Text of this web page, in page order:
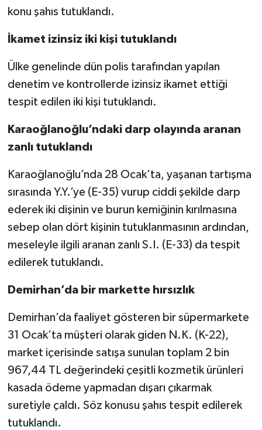
konu şahıs tutuklandı.
İkamet izinsiz iki kişi tutuklandı
Ülke genelinde dün polis tarafından yapılan
denetim ve kontrollerde izinsiz ikamet ettiği
tespit edilen iki kişi tutuklandı.
Karaoğlanoğlu’ndaki darp olayında aranan
zanlı tutuklandı
Karaoğlanoğlu’nda 28 Ocak’ta, yaşanan tartışma
sırasında Y.Y.’ye (E-35) vurup ciddi şekilde darp
ederek iki dişinin ve burun kemiğinin kırılmasına
sebep olan dört kişinin tutuklanmasının ardından,
meseleyle ilgili aranan zanlı S.I. (E-33) da tespit
edilerek tutuklandı.
Demirhan’da bir markette hırsızlık
Demirhan’da faaliyet gösteren bir süpermarkete
31 Ocak’ta müşteri olarak giden N.K. (K-22),
market içerisinde satışa sunulan toplam 2 bin
967,44 TL değerindeki çeşitli kozmetik ürünleri
kasada ödeme yapmadan dışarı çıkarmak
suretiyle çaldı. Söz konusu şahıs tespit edilerek
tutuklandı.